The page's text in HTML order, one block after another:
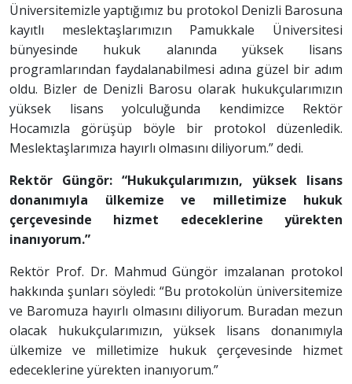
Üniversitemizle yaptığımız bu protokol Denizli Barosuna
kayıtlı meslektaşlarımızın Pamukkale Üniversitesi
bünyesinde hukuk alanında yüksek lisans
programlarından faydalanabilmesi adına güzel bir adım
oldu. Bizler de Denizli Barosu olarak hukukçularımızın
yüksek lisans yolculuğunda kendimizce Rektör
Hocamızla görüşüp böyle bir protokol düzenledik.
Meslektaşlarımıza hayırlı olmasını diliyorum.” dedi.
Rektör Güngör: “Hukukçularımızın, yüksek lisans
donanımıyla ülkemize ve milletimize hukuk
çerçevesinde hizmet edeceklerine yürekten
inanıyorum.”
Rektör Prof. Dr. Mahmud Güngör imzalanan protokol
hakkında şunları söyledi: “Bu protokolün üniversitemize
ve Baromuza hayırlı olmasını diliyorum. Buradan mezun
olacak hukukçularımızın, yüksek lisans donanımıyla
ülkemize ve milletimize hukuk çerçevesinde hizmet
edeceklerine yürekten inanıyorum.”